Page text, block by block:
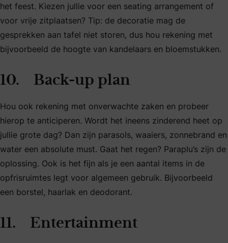
het feest. Kiezen jullie voor een seating arrangement of
voor vrije zitplaatsen? Tip: de decoratie mag de
gesprekken aan tafel niet storen, dus hou rekening met
bijvoorbeeld de hoogte van kandelaars en bloemstukken.
10. Back-up plan
Hou ook rekening met onverwachte zaken en probeer
hierop te anticiperen. Wordt het ineens zinderend heet op
jullie grote dag? Dan zijn parasols, waaiers, zonnebrand en
water een absolute must. Gaat het regen? Paraplu’s zijn de
oplossing. Ook is het fijn als je een aantal items in de
opfrisruimtes legt voor algemeen gebruik. Bijvoorbeeld
een borstel, haarlak en deodorant.
11. Entertainment